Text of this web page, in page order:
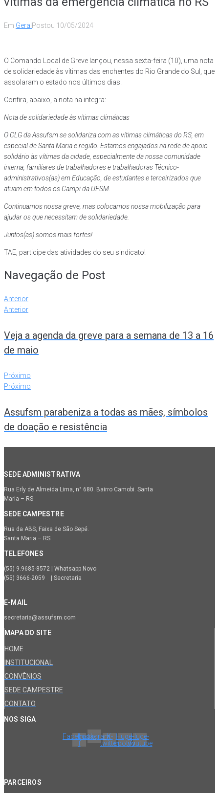
Em Geral Postou 10/05/2024
O Comando Local de Greve lançou, nessa sexta-feira (10), uma nota
de solidariedade às vítimas das enchentes do Rio Grande do Sul, que
assolaram o estado nos últimos dias.
Confira, abaixo, a nota na integra:
Nota de solidariedade às vítimas climáticas
O CLG da Assufsm se solidariza com as vítimas climáticas do RS, em
especial de Santa Maria e região. Estamos engajados na rede de apoio
solidário às vítimas da cidade, especialmente da nossa comunidade
interna, familiares de trabalhadores e trabalhadoras Técnico-
administrativos(as) em Educação, de estudantes e terceirizados que
atuam em todos os Campi da UFSM.
Continuamos nossa greve, mas colocamos nossa mobilização para
ajudar os que necessitam de solidariedade.
Juntos(as) somos mais fortes!
TAE, participe das atividades do seu sindicato!
Navegação de Post
Anterior
Anterior
Veja a agenda da greve para a semana de 13 a 16
de maio
Próximo
Próximo
Assufsm parabeniza a todas as mães, símbolos
de doação e resistência
SEDE ADMINISTRATIVA
Rua Erly de Almeida Lima, n° 680. Bairro Camobi. Santa
Maria – RS
SEDE CAMPESTRE
Rua da ABS, Faixa de São Sepé.
Santa Maria – RS
TELEFONES
(55) 9.9685-8572 | Whatsapp Novo
(55) 3666-2059 | Secretaria
E-MAIL
secretaria@assufsm.com
MAPA DO SITE
HOME
INSTITUCIONAL
CONVÊNIOS
SEDE CAMPESTRE
CONTATO
NOS SIGA
Facebook-
f
InstagramX-
twitter
Huge-
spotify
Huge-
youtube
PARCEIROS